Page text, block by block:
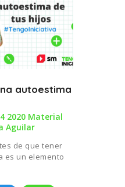
autoestima
2020 Material
Aguilar
de que tener
es un elemento